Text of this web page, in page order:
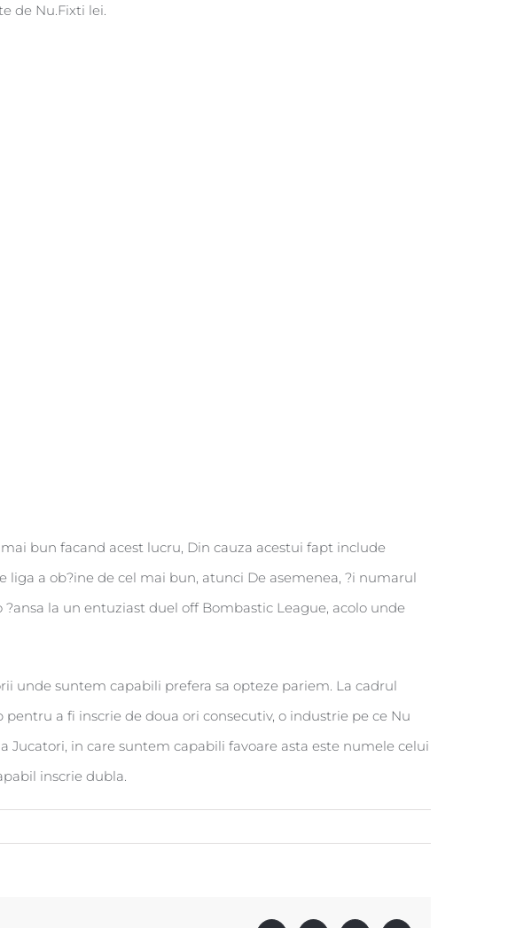
de Nu.Fixti lei.
bun facand acest lucru, Din cauza acestui fapt include
liga a ob?ine de cel mai bun, atunci De asemenea, ?i numarul
la un entuziast duel off Bombastic League, acolo unde
unde suntem capabili prefera sa opteze pariem. La cadrul
a fi inscrie de doua ori consecutiv, o industrie pe ce Nu
in care suntem capabili favoare asta este numele celui
inscrie dubla.